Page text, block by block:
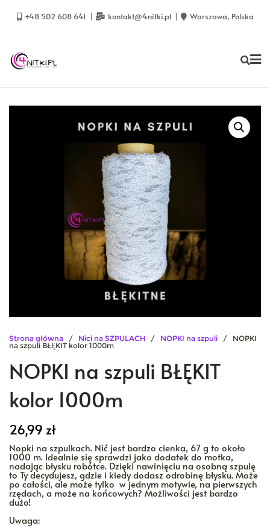
+48 502 608 641 kontakt@4nitki.pl Warszawa, Polska
Strona główna / Nici na SZPULACH / NOPKI na szpuli / NOPKI
na szpuli BŁĘKIT kolor 1000m
NOPKI na szpuli BŁĘKIT
kolor 1000m
26,99 zł
Nopki na szpulkach. Nić jest bardzo cienka, 67 g to około
1000 m. Idealnie się sprawdzi jako dodatek do motka,
nadając błysku robótce. Dzięki nawinięciu na osobną szpulę
to Ty decydujesz, gdzie i kiedy dodasz odrobinę błysku. Może
po całości, ale może tylko w jednym motywie, na pierwszych
rzędach, a może na końcowych? Możliwości jest bardzo
dużo!
Uwaga: